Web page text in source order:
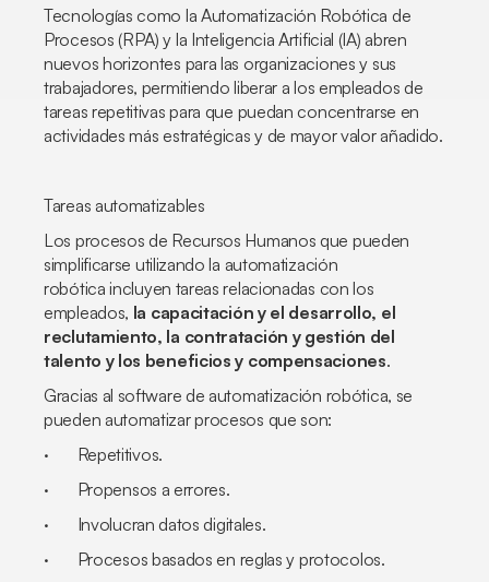
Tecnologías como la Automatización Robótica de
Procesos (RPA) y la Inteligencia Artificial (IA) abren
nuevos horizontes para las organizaciones y sus
trabajadores, permitiendo liberar a los empleados de
tareas repetitivas para que puedan concentrarse en
actividades más estratégicas y de mayor valor añadido.
Tareas automatizables
Los procesos de Recursos Humanos que pueden
simplificarse utilizando la automatización
robótica incluyen tareas relacionadas con los
empleados, la capacitación y el desarrollo, el
reclutamiento, la contratación y gestión del
talento y los beneficios y compensaciones.
Gracias al software de automatización robótica, se
pueden automatizar procesos que son:
· Repetitivos.
· Propensos a errores.
· Involucran datos digitales.
· Procesos basados en reglas y protocolos.